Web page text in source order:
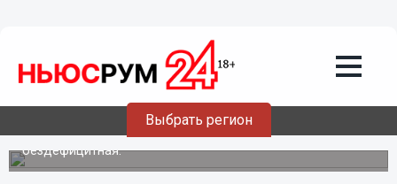
Выбрать регион
Депутаты нижегородского
Заксобрания одобрили проект
бюджета на 2020 год
Главная финансовая смета области прогнозируется как
бездефицитная.